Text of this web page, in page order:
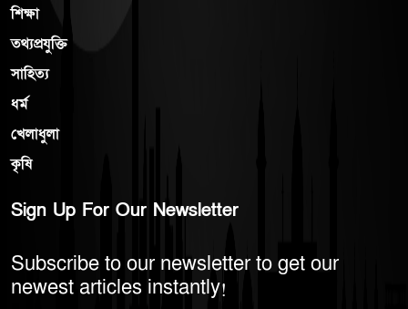
শিক্ষা
তথ্যপ্রযুক্তি
সাহিত্য
ধর্ম
খেলাধুলা
কৃষি
Sign Up For Our Newsletter
Subscribe to our newsletter to get our
newest articles instantly!